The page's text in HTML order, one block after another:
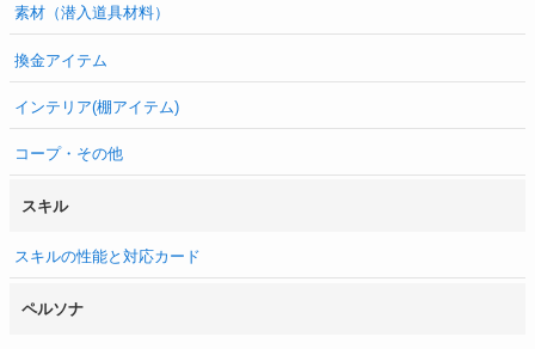
素材（潜入道具材料）
換金アイテム
インテリア(棚アイテム)
コープ・その他
スキル
スキルの性能と対応カード
ペルソナ